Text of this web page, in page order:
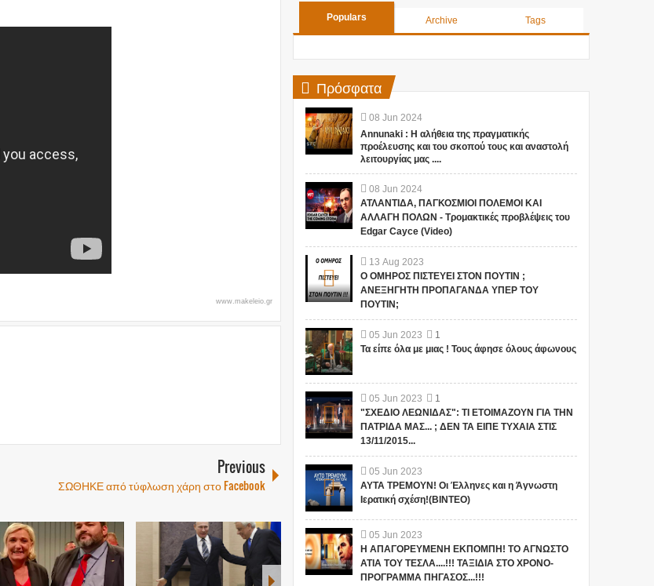
www.makeleio.gr
Previous
ΣΩΘΗΚΕ από τύφλωση χάρη στο Facebook
Populars Archive Tags
Πρόσφατα
08 Jun 2024
Annunaki : Η αλήθεια της πραγματικής
προέλευσης και του σκοπού τους και αναστολή
λειτουργίας μας ....
08 Jun 2024
ΑΤΛΑΝΤΙΔΑ, ΠΑΓΚΟΣΜΙΟΙ ΠΟΛΕΜΟΙ ΚΑΙ
ΑΛΛΑΓΗ ΠΟΛΩΝ - Τρομακτικές προβλέψεις του
Edgar Cayce (Video)
13 Aug 2023
Ο ΟΜΗΡΟΣ ΠΙΣΤΕΥΕΙ ΣΤΟΝ ΠΟΥΤΙΝ ;
ΑΝΕΞΗΓΗΤΗ ΠΡΟΠΑΓΑΝΔΑ ΥΠΕΡ ΤΟΥ
ΠΟΥΤΙΝ;
05 Jun 2023
1
Τα είπε όλα με μιας ! Τους άφησε όλους άφωνους
05 Jun 2023
1
"ΣΧΕΔΙΟ ΛΕΩΝΙΔΑΣ": ΤΙ ΕΤΟΙΜΑΖΟΥΝ ΓΙΑ ΤΗΝ
ΠΑΤΡΙΔΑ ΜΑΣ... ; ΔΕΝ ΤΑ ΕΙΠΕ ΤΥΧΑΙΑ ΣΤΙΣ
13/11/2015...
05 Jun 2023
ΑΥΤΑ ΤΡΕΜΟΥΝ! Οι Έλληνες και η Άγνωστη
Ιερατική σχέση!(ΒΙΝΤΕΟ)
05 Jun 2023
Η ΑΠΑΓΟΡΕΥΜΕΝΗ ΕΚΠΟΜΠΗ! ΤΟ ΑΓΝΩΣΤΟ
ΑΤΙΑ ΤΟΥ ΤΕΣΛΑ....!!! ΤΑΞΙΔΙΑ ΣΤΟ ΧΡΟΝΟ-
ΠΡΟΓΡΑΜΜΑ ΠΗΓΑΣΟΣ...!!!